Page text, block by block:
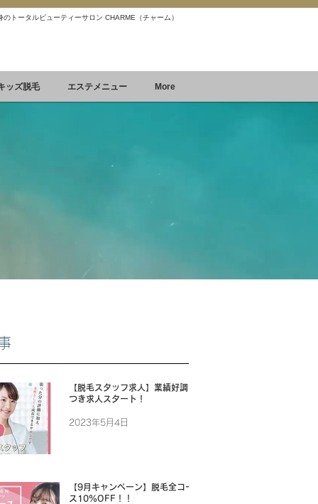
トータルビューティーサロン CHARME（チャーム）
ッズ脱毛 エステメニュー More
【脱毛スタッフ求人】業績好調に
つき求人スタート！
2023年5月4日
【9月キャンペーン】脱毛全コー
ス10%OFF！！